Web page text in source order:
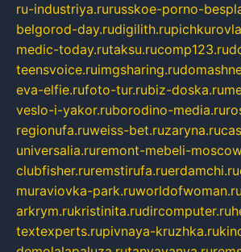
ru-industriya.rurusskoe-porno-
belgorod-day.rudigilith.ru
medic-today.rutaksu.rucomp123.ru
teensvoice.ruimgsharing.ru
eva-elfie.rufoto-tur.rubiz-doska.ru
veslo-i-yakor.ruborodino-media.ru
regionufa.ruweiss-bet.ruzaryna.ru
universalia.ruremont-mebeli-
clubfisher.ruremstirufa.ruerdamchi.ru
muraviovka-park.ruworldofwoman.ru
arkrym.rukristinita.rudircomputer.ru
textexperts.rupivnaya-kruzhka.ru